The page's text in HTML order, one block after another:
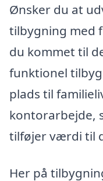
Ønsker du at
tilbygning med
du kommet til
funktionel
plads til
kontorarbejde,
tilføjer værdi til
Her på